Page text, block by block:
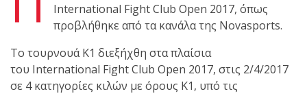
ζωνών!
Με μεγάλη
επιτυχία
International Fight Club Open 2017, όπως
προβλήθηκε από τα κανάλα της Novasports.
To τουρνουά Κ1 διεξήχθη στα πλαίσια
του International Fight Club Open 2017, στις 2/4/2017
σε 4 κατηγορίες κιλών με όρους Κ1, υπό τις